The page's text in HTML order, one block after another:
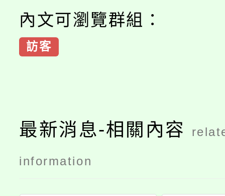
內文可瀏覽群組：
訪客
最新消息-相關內容
information